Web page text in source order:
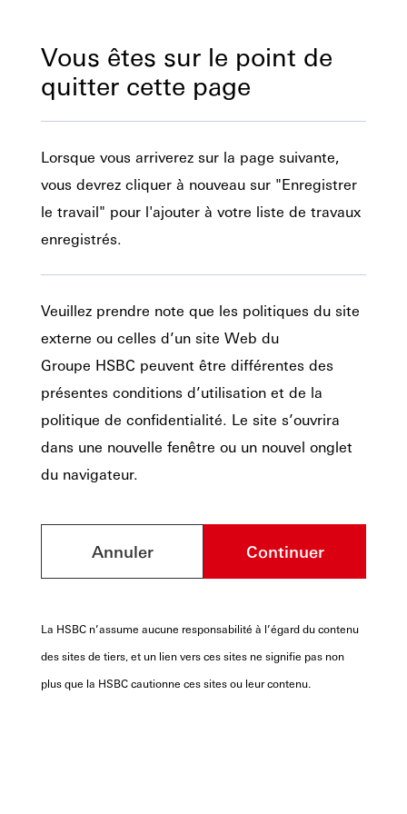
Vous êtes sur le point de
quitter cette page
Lorsque vous arriverez sur la page suivante,
vous devrez cliquer à nouveau sur "Enregistrer
le travail" pour l'ajouter à votre liste de travaux
enregistrés.
Veuillez prendre note que les politiques du site
externe ou celles d’un site Web du
Groupe HSBC peuvent être différentes des
présentes conditions d’utilisation et de la
politique de confidentialité. Le site s’ouvrira
dans une nouvelle fenêtre ou un nouvel onglet
du navigateur.
Annuler Continuer
La HSBC n’assume aucune responsabilité à l’égard du contenu
des sites de tiers, et un lien vers ces sites ne signifie pas non
plus que la HSBC cautionne ces sites ou leur contenu.